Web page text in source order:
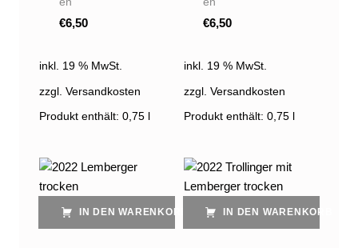
€6,50
inkl. 19 % MwSt.
zzgl. Versandkosten
Produkt enthält: 0,75
€6,50
inkl. 19 % MwSt.
zzgl. Versandkosten
Produkt enthält: 0,75
IN DEN WARENKORB IN DEN WARENKORB